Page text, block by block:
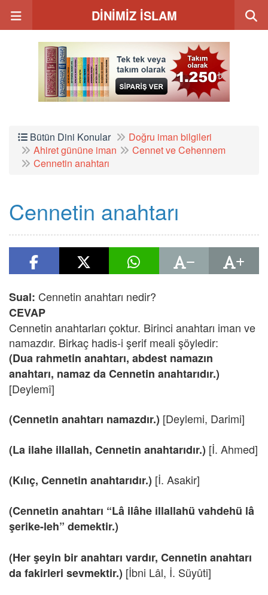
DİNİMİZ İSLAM
Bütün Dini Konular
Doğru iman bilgileri
Ahiret gününe iman
Cennet ve Cehennem
Cennetin anahtarı
Cennetin anahtarı
Sual: Cennetin anahtarı nedir?
CEVAP
Cennetin anahtarları çoktur. Birinci anahtarı iman ve
namazdır. Birkaç hadis-i şerif meali şöyledir:
(Dua rahmetin anahtarı, abdest namazın
anahtarı, namaz da Cennetin anahtarıdır.)
[Deylemî]
(Cennetin anahtarı namazdır.) [Deylemi, Darimi]
(La ilahe illallah, Cennetin anahtarıdır.) [İ. Ahmed]
(Kılıç, Cennetin anahtarıdır.) [İ. Asakir]
(Cennetin anahtarı “Lâ ilâhe illallahü vahdehü lâ
şerike-leh” demektir.)
(Her şeyin bir anahtarı vardır, Cennetin anahtarı
da fakirleri sevmektir.) [İbni Lâl, İ. Süyûti]